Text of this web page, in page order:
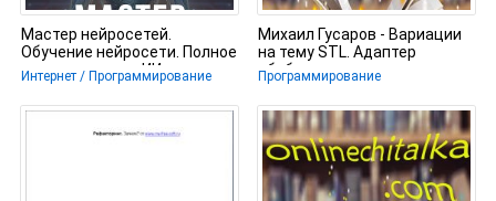
Мастер нейросетей.
Обучение нейросети. Полное
руководство по ИИ для
каждого
Интернет / Программирование
Михаил Гусаров - Вариации
на тему STL. Адаптер
обобщенного указателя на
Программирование